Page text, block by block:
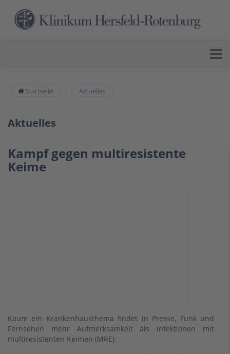
Startseite Aktuelles
Aktuelles
Kampf gegen multiresistente
Keime
Kaum ein Krankenhausthema findet in Presse, Funk und
Fernsehen mehr Aufmerksamkeit als Infektionen mit
multiresistenten Keimen (MRE).